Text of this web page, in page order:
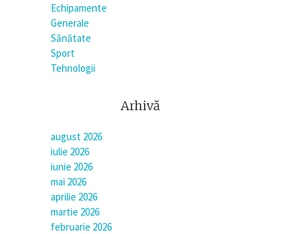
Echipamente
Generale
Sănătate
Sport
Tehnologii
Arhivă
august 2026
iulie 2026
iunie 2026
mai 2026
aprilie 2026
martie 2026
februarie 2026